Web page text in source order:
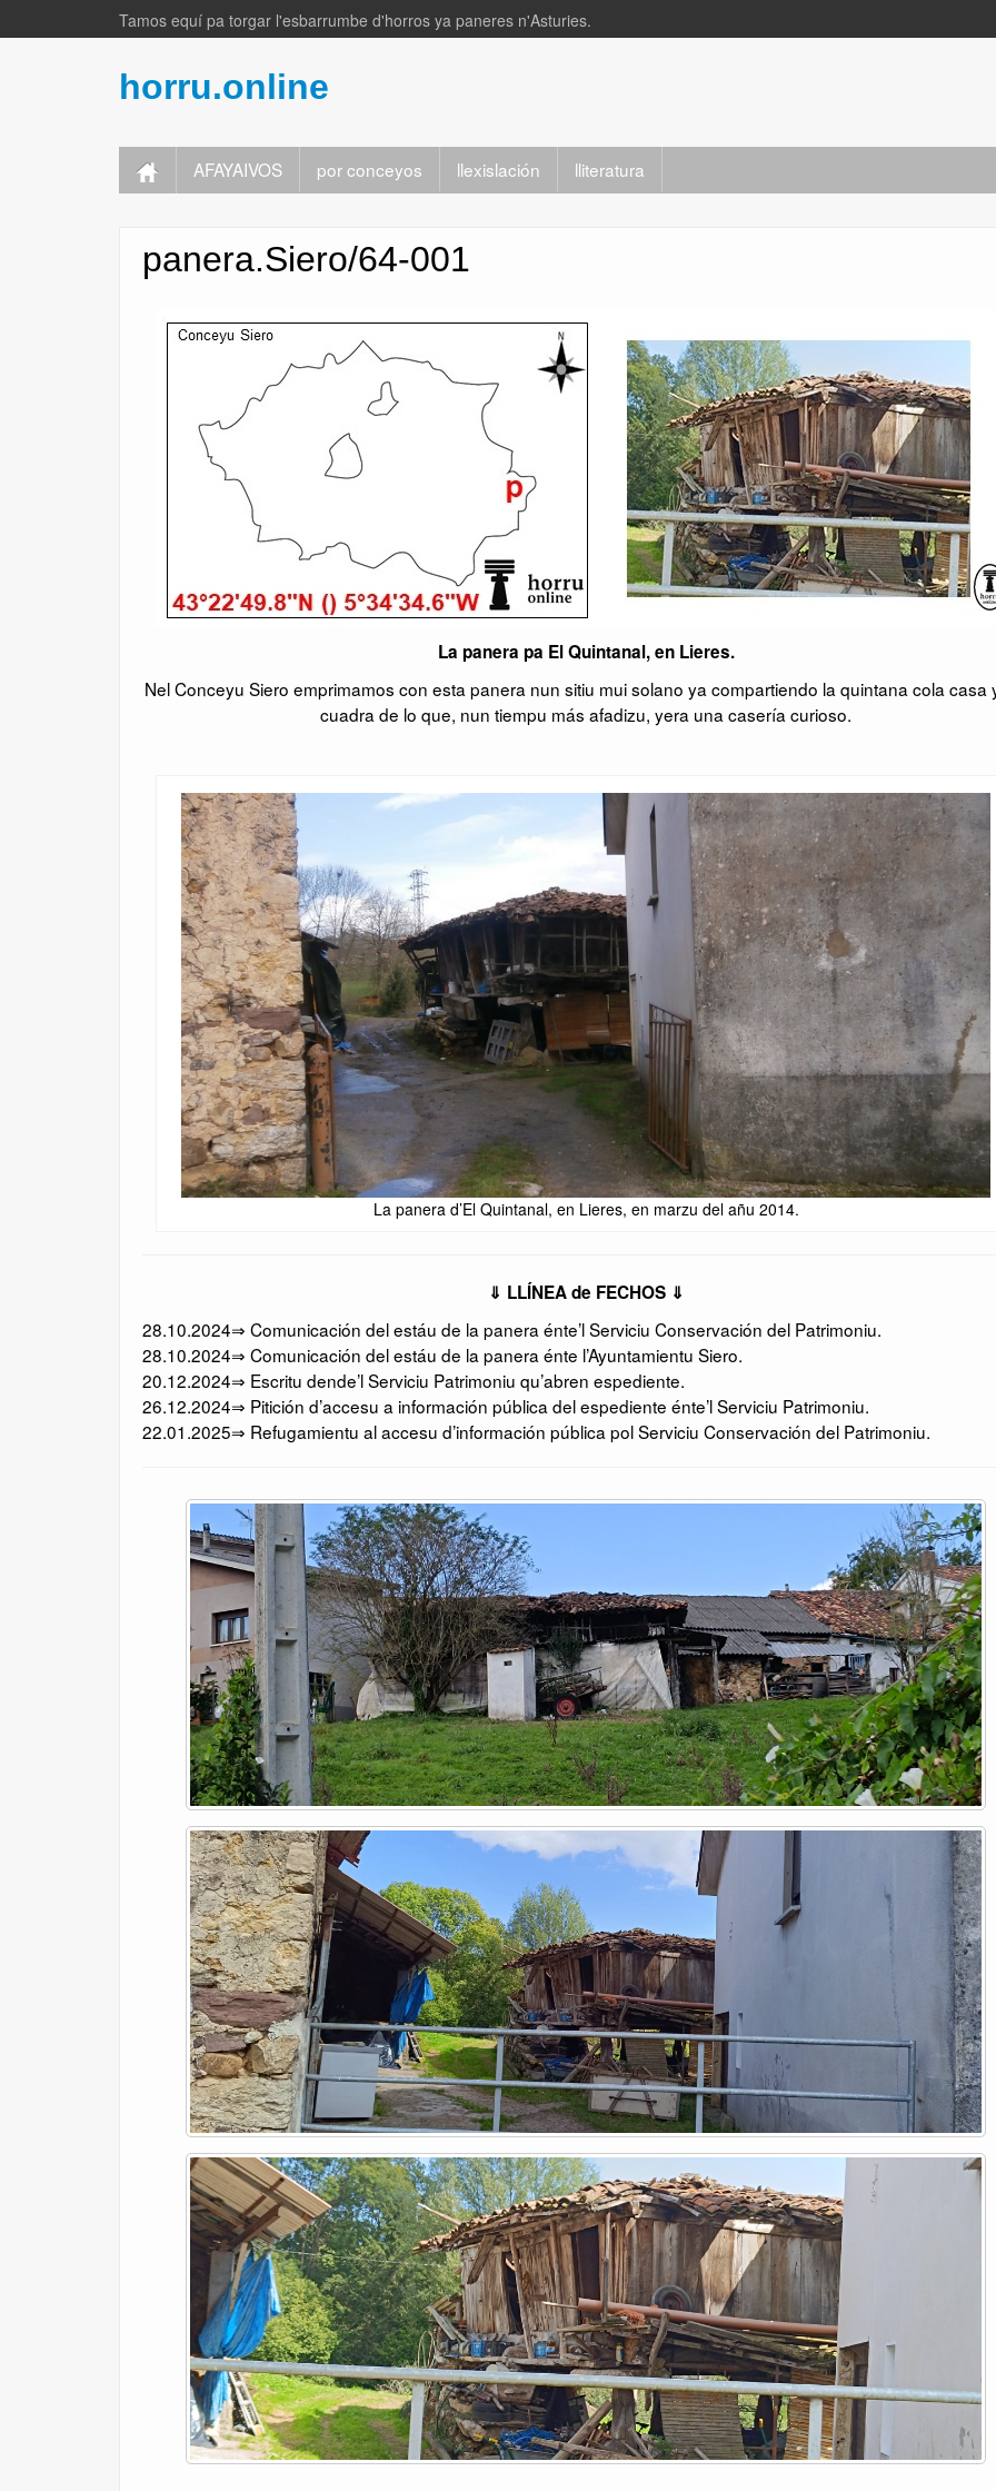
Tamos equí pa torgar l'esbarrumbe d'horros ya paneres n'Asturies.
horru.online
AFAYAIVOS por conceyos llexislación lliteratura
panera.Siero/64-001
La panera pa El Quintanal, en Lieres.
Nel Conceyu Siero emprimamos con esta panera nun sitiu mui solano ya compartiendo la quintana cola casa
cuadra de lo que, nun tiempu más afadizu, yera una casería curioso.
La panera d’El Quintanal, en Lieres, en marzu del añu 2014.
⇓ LLÍNEA de FECHOS ⇓
28.10.2024⇒ Comunicación del estáu de la panera énte’l Serviciu Conservación del Patrimoniu.
28.10.2024⇒ Comunicación del estáu de la panera énte l’Ayuntamientu Siero.
20.12.2024⇒ Escritu dende’l Serviciu Patrimoniu qu’abren espediente.
26.12.2024⇒ Pitición d’accesu a información pública del espediente énte’l Serviciu Patrimoniu.
22.01.2025⇒ Refugamientu al accesu d’información pública pol Serviciu Conservación del Patrimoniu.